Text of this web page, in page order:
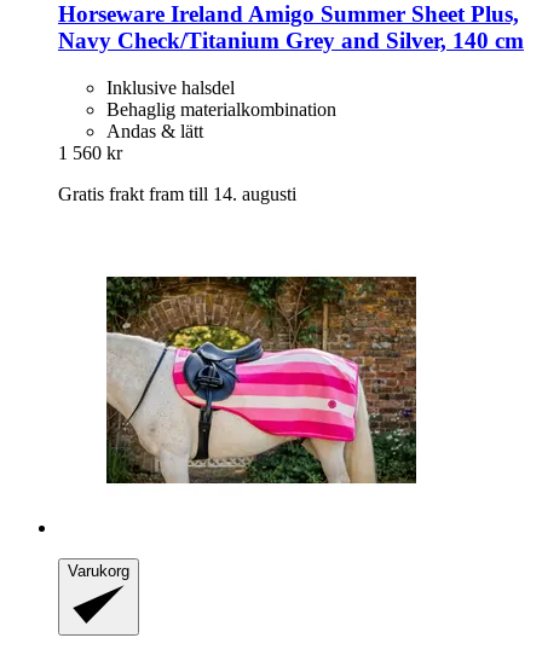
Horseware Ireland Amigo Summer Sheet Plus,
Navy Check/Titanium Grey and Silver, 140 cm
Inklusive halsdel
Behaglig materialkombination
Andas & lätt
1 560 kr
Gratis frakt fram till 14. augusti
Varukorg